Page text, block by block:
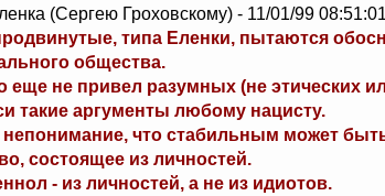
(Сергею Гроховскому) - 11/01/99
типа Еленки, пытаются
общества.
еще не привел разумных (не этических
такие аргументы любому нацисту.
непонимание, что стабильным может
состоящее из личностей.
- из личностей, а не из идиотов.